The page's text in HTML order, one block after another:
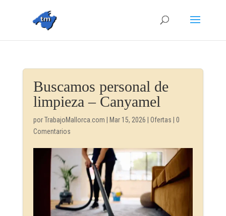
Buscamos personal de
limpieza – Canyamel
porTrabajoMallorca.com Mar 15, 2026 Ofertas
0
Comentarios